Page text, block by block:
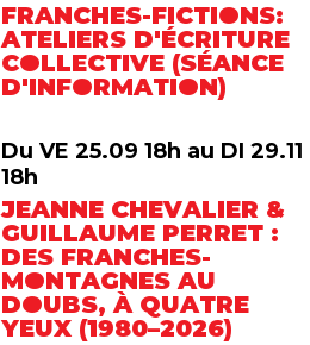
FRANCHES-FICTIONS:
ATELIERS D'ÉCRITURE
COLLECTIVE (SÉANCE
D'INFORMATION)
Du VE 25.09 18h au DI 29.11
18h
JEANNE CHEVALIER &
GUILLAUME PERRET :
DES FRANCHES-
MONTAGNES AU
DOUBS, À QUATRE
YEUX (1980–2026)